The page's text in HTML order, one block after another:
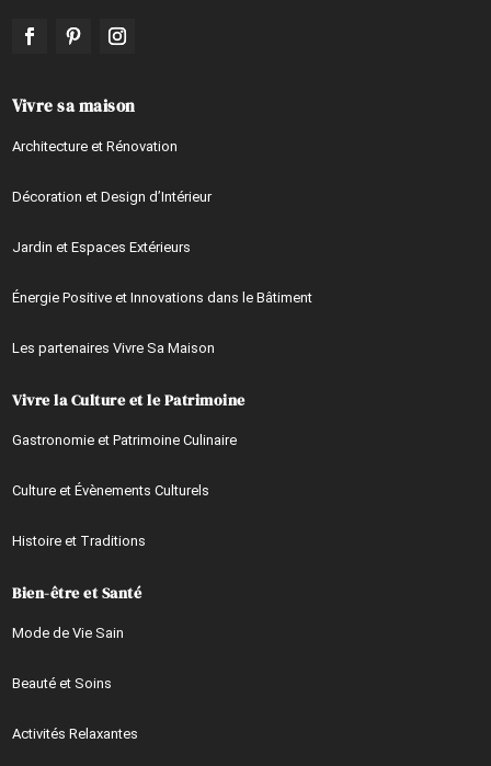
Vivre sa maison
Architecture et Rénovation
Décoration et Design d’Intérieur
Jardin et Espaces Extérieurs
Énergie Positive et Innovations dans le Bâtiment
Les partenaires Vivre Sa Maison
Vivre la Culture et le Patrimoine
Gastronomie et Patrimoine Culinaire
Culture et Évènements Culturels
Histoire et Traditions
Bien-être et Santé
Mode de Vie Sain
Beauté et Soins
Activités Relaxantes